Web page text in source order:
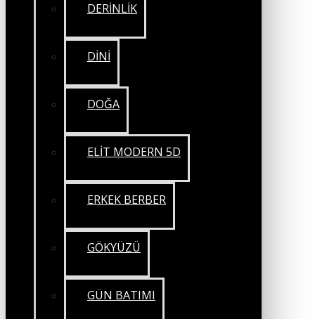
DERİNLİK
DİNİ
DOĞA
ELİT MODERN 5D
ERKEK BERBER
GÖKYÜZÜ
GÜN BATIMI